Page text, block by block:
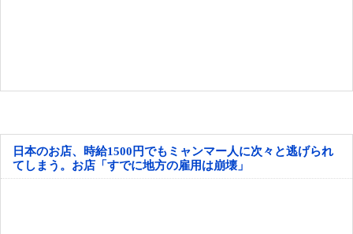
日本のお店、時給1500円でもミャンマー人に次々と逃げられ
てしまう。お店「すでに地方の雇用は崩壊」